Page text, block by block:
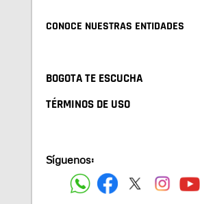
CONOCE NUESTRAS ENTIDADES
BOGOTA TE ESCUCHA
TÉRMINOS DE USO
Síguenos: